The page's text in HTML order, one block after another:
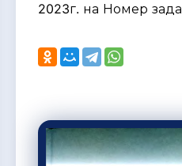
2023г. на Номер